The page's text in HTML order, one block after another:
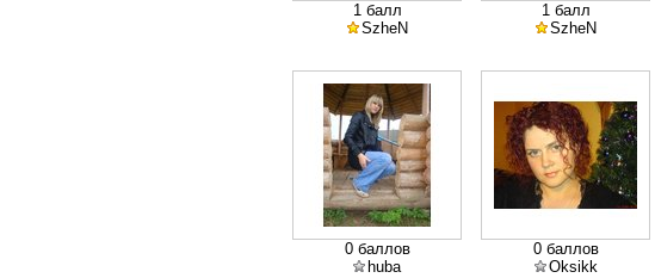
1 балл
SzheN
1 балл
SzheN
0 баллов
huba
0 баллов
Oksikk